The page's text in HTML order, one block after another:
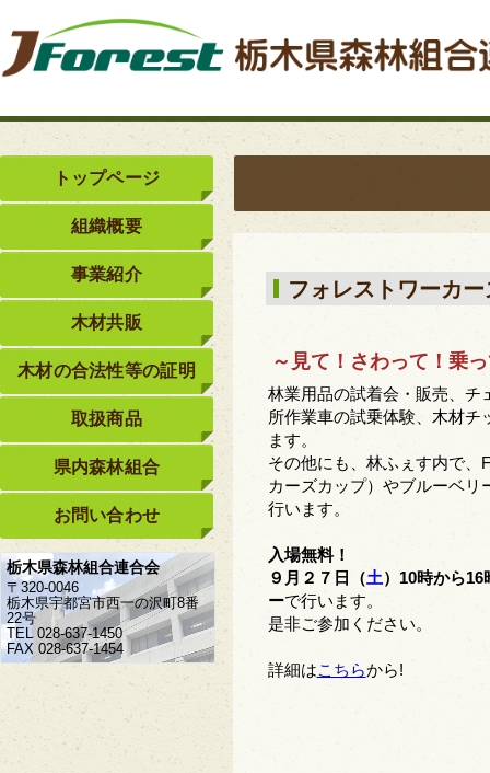
フォレストワーカ
～見て！さわって！乗
林業用品の試着会・販売、
所作業車の試乗体験、木材チ
ます。
その他にも、林ふぇす内で、
カーズカップ）やブルーベリ
行います。
入場無料！
９月２７日（土）10時から
ーで行います。
是非ご参加ください。
詳細はこちらから!
トップページ
組織概要
事業紹介
木材共販
木材の合法性等の証明
取扱商品
県内森林組合
お問い合わせ
栃木県森林組合連合会
〒320-0046
栃木県宇都宮市西一の沢町8番
22号
TEL 028-637-1450
FAX 028-637-1454